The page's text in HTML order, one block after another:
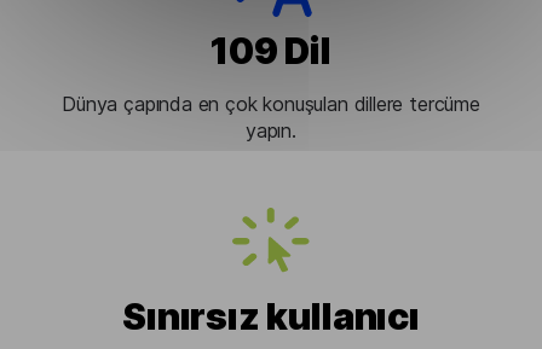
109 Dil
Dünya çapında en çok konuşulan dillere tercüme
yapın.
Sınırsız kullanıcı